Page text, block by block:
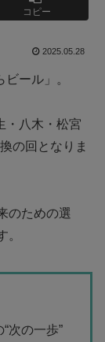
コピー
2025.05.28
ール」。
・八木・松宮
の回となりま
のための選
。
次の一歩”